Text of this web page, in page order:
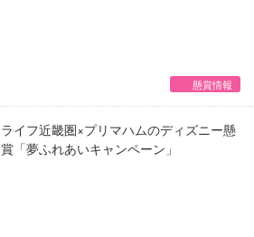
懸賞情報
ライフ近畿圏×プリマハムのディズニー懸
賞「夢ふれあいキャンペーン」